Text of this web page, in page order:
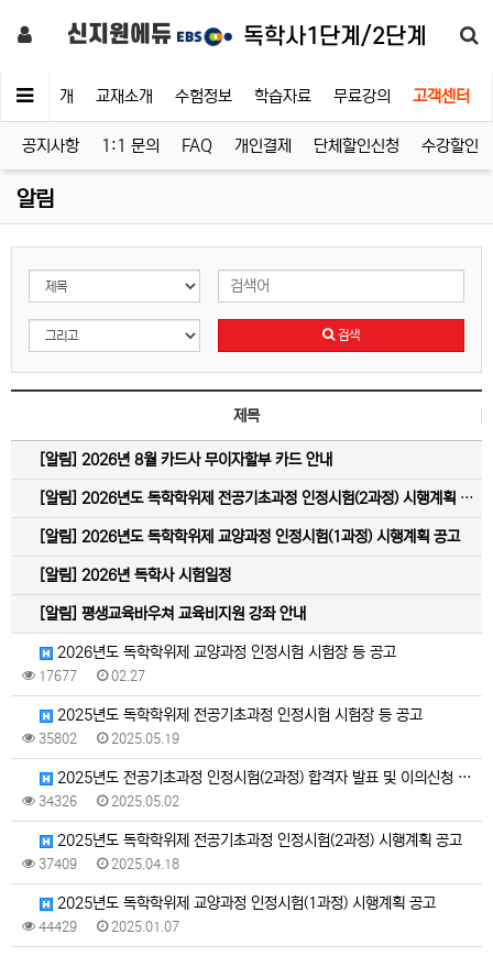
신지원에듀 독학사1단계/2단계
교수소개 교재소개 수험정보 학습자료 무료강의 고객센터
공지사항 1:1 문의 FAQ 개인결제 단체할인신청 수강할인
알림
검색
제목
[알림] 2026년 8월 카드사 무이자할부 카드 안내
[알림] 2026년도 독학학위제 전공기초과정 인정시험(2과정) 시행계획 공고
[알림] 2026년도 독학학위제 교양과정 인정시험(1과정) 시행계획 공고
[알림] 2026년 독학사 시험일정
[알림] 평생교육바우쳐 교육비지원 강좌 안내
2026년도 독학학위제 교양과정 인정시험 시험장 등 공고
17677 02.27
2025년도 독학학위제 전공기초과정 인정시험 시험장 등 공고
35802 2025.05.19
2025년도 전공기초과정 인정시험(2과정) 합격자 발표 및 이의신청 기간 변경 안내
34326 2025.05.02
2025년도 독학학위제 전공기초과정 인정시험(2과정) 시행계획 공고
37409 2025.04.18
2025년도 독학학위제 교양과정 인정시험(1과정) 시행계획 공고
44429 2025.01.07